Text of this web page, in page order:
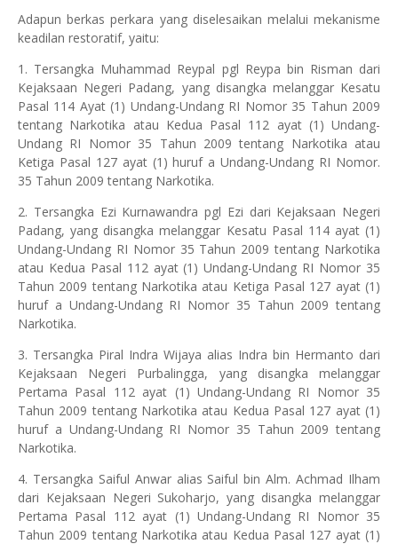
Adapun berkas perkara yang diselesaikan melalui mekanisme
keadilan restoratif, yaitu:
1. Tersangka Muhammad Reypal pgl Reypa bin Risman dari
Kejaksaan Negeri Padang, yang disangka melanggar Kesatu
Pasal 114 Ayat (1) Undang-Undang RI Nomor 35 Tahun 2009
tentang Narkotika atau Kedua Pasal 112 ayat (1) Undang-
Undang RI Nomor 35 Tahun 2009 tentang Narkotika atau
Ketiga Pasal 127 ayat (1) huruf a Undang-Undang RI Nomor.
35 Tahun 2009 tentang Narkotika.
2. Tersangka Ezi Kurnawandra pgl Ezi dari Kejaksaan Negeri
Padang, yang disangka melanggar Kesatu Pasal 114 ayat (1)
Undang-Undang RI Nomor 35 Tahun 2009 tentang Narkotika
atau Kedua Pasal 112 ayat (1) Undang-Undang RI Nomor 35
Tahun 2009 tentang Narkotika atau Ketiga Pasal 127 ayat (1)
huruf a Undang-Undang RI Nomor 35 Tahun 2009 tentang
Narkotika.
3. Tersangka Piral Indra Wijaya alias Indra bin Hermanto dari
Kejaksaan Negeri Purbalingga, yang disangka melanggar
Pertama Pasal 112 ayat (1) Undang-Undang RI Nomor 35
Tahun 2009 tentang Narkotika atau Kedua Pasal 127 ayat (1)
huruf a Undang-Undang RI Nomor 35 Tahun 2009 tentang
Narkotika.
4. Tersangka Saiful Anwar alias Saiful bin Alm. Achmad Ilham
dari Kejaksaan Negeri Sukoharjo, yang disangka melanggar
Pertama Pasal 112 ayat (1) Undang-Undang RI Nomor 35
Tahun 2009 tentang Narkotika atau Kedua Pasal 127 ayat (1)